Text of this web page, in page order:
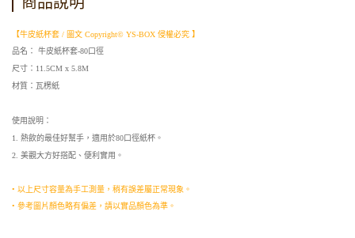
【牛皮紙杯套 / 圖文 Copyright© YS-BOX 侵權必究 】
品名： 牛皮紙杯套-80口徑
尺寸：11.5CM x 5.8M
材質：瓦楞紙
使用說明：
1. 熱飲的最佳好幫手，適用於80口徑紙杯。
2. 美觀大方好搭配、便利實用 。
• 以上尺寸容量為手工測量，稍有誤差屬正常現象。
• 參考圖片顏色略有偏差，請以實品顏色為準。